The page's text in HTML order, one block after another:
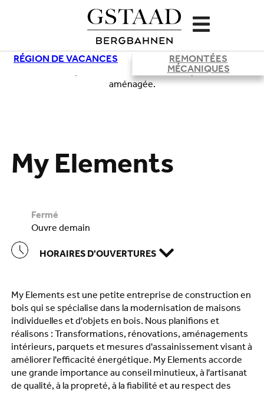
RÉGION DE VACANCES
REMONTÉES
MÉCANIQUES
My Elements
fermé
ouvre demain
HORAIRES D'OUVERTURES
My Elements est une petite entreprise de construction en
bois qui se spécialise dans la modernisation de maisons
individuelles et d'objets en bois. Nous planifions et
réalisons : Transformations, rénovations, aménagements
intérieurs, parquets et mesures d'assainissement visant à
améliorer l'efficacité énergétique. My Elements accorde
une grande importance au conseil minutieux, à l'artisanat
de qualité, à la propreté, à la fiabilité et au respect des